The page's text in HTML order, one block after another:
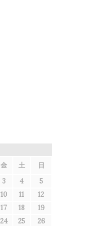
金 土 日
3 4
5
10 11
12
17 18
19
24 25
26